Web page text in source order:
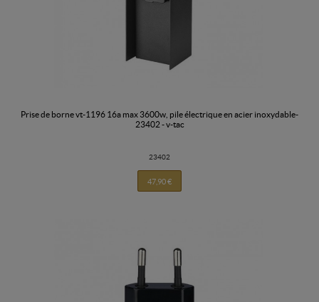
prise de borne vt-1196 16a max 3600w, pile électrique en acier inoxydable-
23402 - v-tac
23402
47,90 €